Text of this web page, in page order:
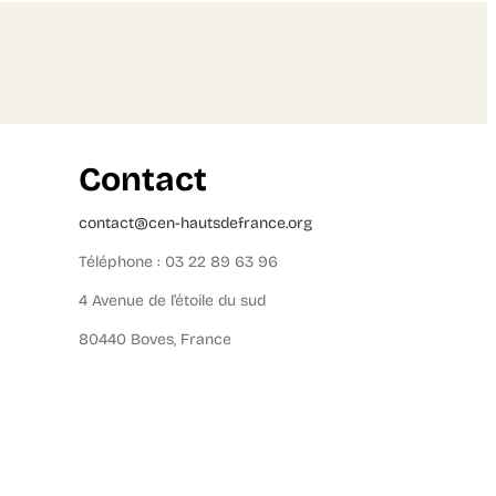
Contact
contact@cen-hautsdefrance.org
Téléphone : 03 22 89 63 96
4 Avenue de l’étoile du sud
80440 Boves, France